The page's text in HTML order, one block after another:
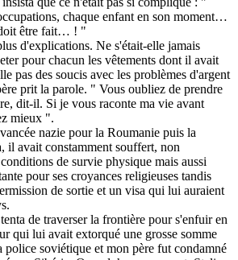
chaque enfant en son moment…
être fait… ! "
d'explications. Ne s'était-elle jamais
pour chacun les vêtements dont il avait
pas des soucis avec les problèmes d'argent
prit la parole. " Vous oubliez de prendre
dit-il. Si je vous raconte ma vie avant
mieux ".
nazie pour la Roumanie puis la
il avait constamment souffert, non
de survie physique mais aussi
pour ses croyances religieuses tandis
de sortie et un visa qui lui auraient
de traverser la frontière pour s'enfuir en
qui lui avait extorqué une grosse somme
police soviétique et mon père fut condamné